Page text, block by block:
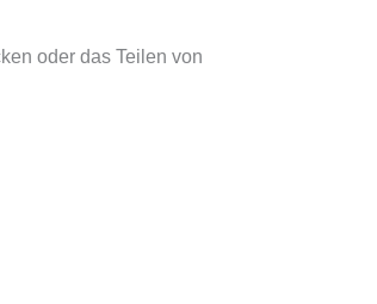
oder das Teilen von